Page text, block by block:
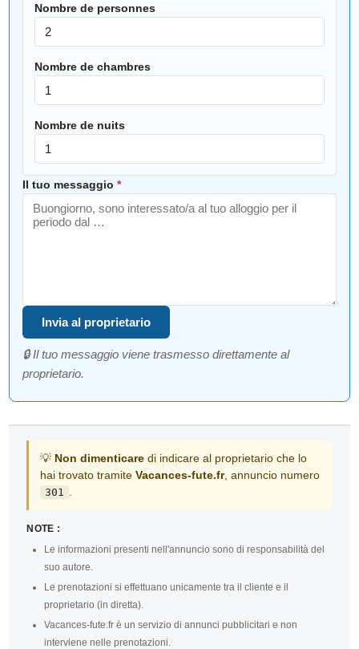
Nombre de personnes
Nombre de chambres
Nombre de nuits
Il tuo messaggio*
Invia al proprietario
🔒 Il tuo messaggio viene trasmesso direttamente al
proprietario.
💡 Non dimenticare di indicare al proprietario che lo
hai trovato tramiteVacances-fute.fr, annuncio numero
301
NOTE :
Le informazioni presenti nell'annuncio sono di responsabilità del
suo autore.
Le prenotazioni si effettuano unicamente tra il cliente e il
proprietario (in diretta).
Vacances-fute.fr è un servizio di annunci pubblicitari e non
interviene nelle prenotazioni.